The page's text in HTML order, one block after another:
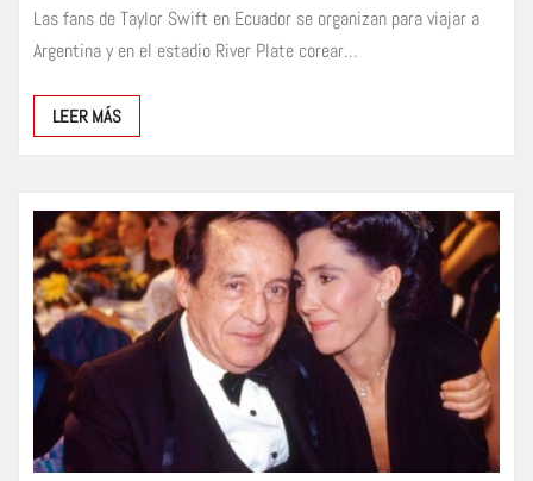
Las fans de Taylor Swift en Ecuador se organizan para viajar a
Argentina y en el estadio River Plate corear…
LEER MÁS